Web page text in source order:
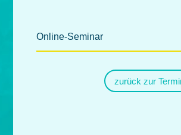
Online-Seminar
zurück zur